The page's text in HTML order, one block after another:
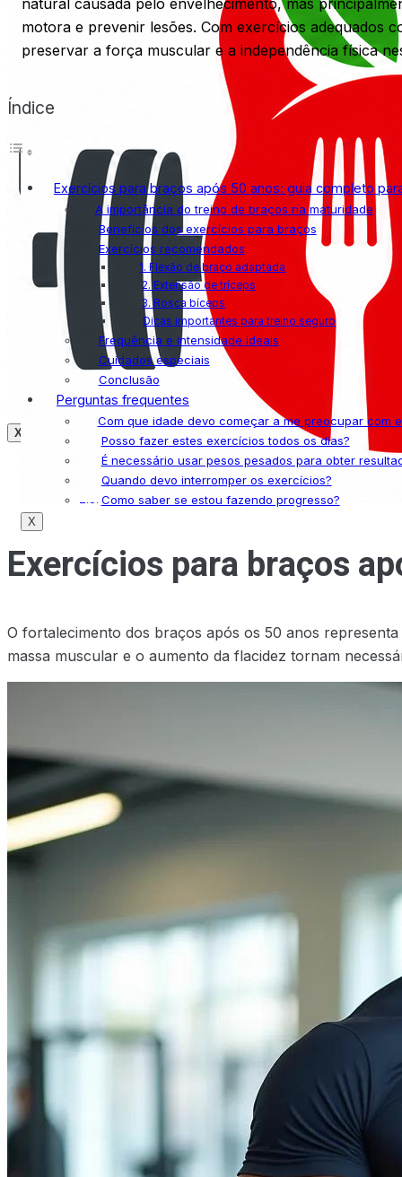
X
X
natural causada pelo envelhecimento, mas
motora e prevenir lesões. Com exercícios adequados
preservar a força muscular e a independência física
Índice
Exercícios para braços após 50 anos: guia completo
A importância do treino de braços na maturidade
Benefícios dos exercícios para braços
Exercícios recomendados
1. Flexão de braço adaptada
2. Extensão de tríceps
3. Rosca bíceps
Dicas importantes para treino seguro
Frequência e intensidade ideais
Cuidados especiais
Conclusão
Perguntas frequentes
Com que idade devo começar a me preocupar com
Posso fazer estes exercícios todos os dias?
É necessário usar pesos pesados para obter
Quando devo interromper os exercícios?
Como saber se estou fazendo progresso?
Exercícios para braços
O fortalecimento dos braços após os 50 anos
massa muscular e o aumento da flacidez tornam